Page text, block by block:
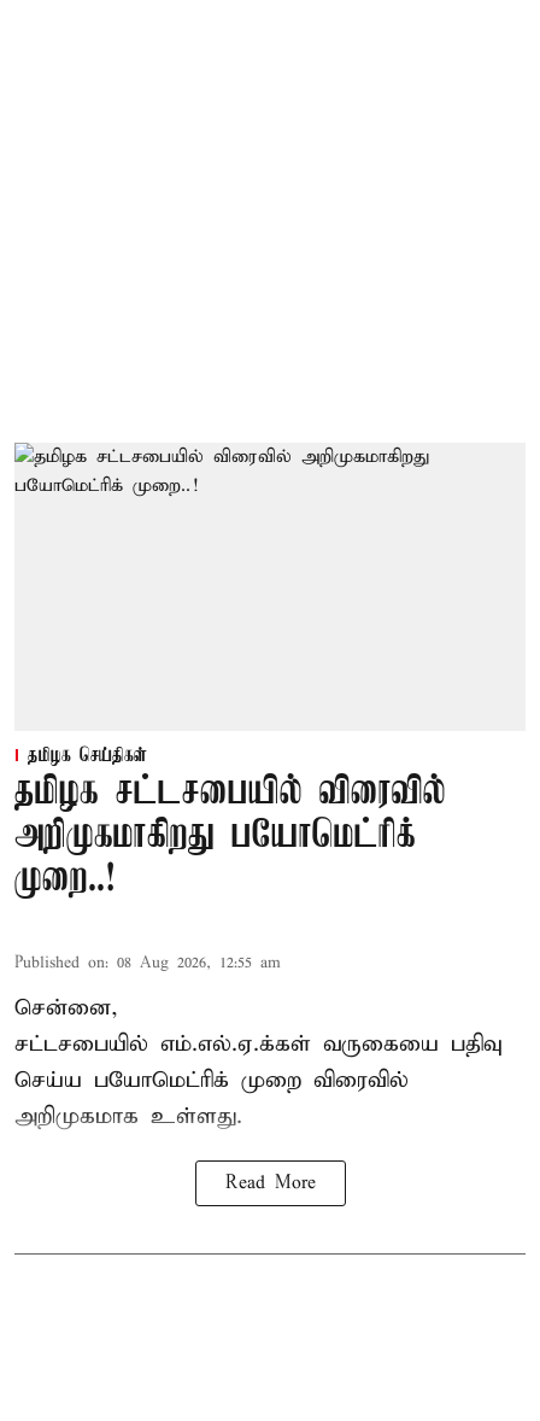
தமிழக செய்திகள்
தமிழக சட்டசபையில் விரைவில்
அறிமுகமாகிறது பயோமெட்ரிக்
முறை..!
Published on: 08 Aug 2026, 12:55 am
சென்னை,
சட்டசபையில் எம்.எல்.ஏ.க்கள் வருகையை பதிவு
செய்ய பயோமெட்ரிக் முறை விரைவில்
அறிமுகமாக உள்ளது.
Read More